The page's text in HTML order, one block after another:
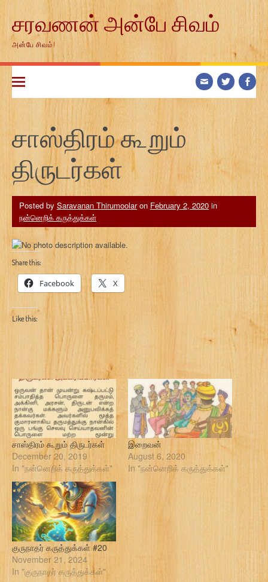
contentசரவணன் அன்பே சிவம்
அன்பே சிவம்!
சாஸ்திரம் கூறும்
திருடர்கள்
Posted by Saravanan Thirumoolaron February 2, 2020 in
நன்னெறிக் கருத்துக்கள்
Share this:
Facebook X
Like this:
சாஸ்திரம் கூறும் திருடர்கள்
December 20, 2019
In "நன்னெறிக் கருத்துக்கள்"
இறைவன்
August 6, 2020
In "நன்னெறிக் கருத்துக்கள்"
குருநாதர் கருத்துக்கள் #20
November 21, 2024
In "குருநாதர் கருத்துக்கள்"